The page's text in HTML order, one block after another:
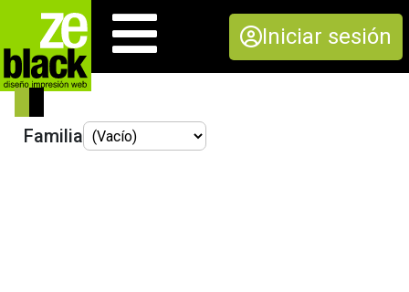
Iniciar sesión
Familia